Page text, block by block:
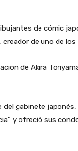
de cómic
creador de uno de los
de Akira
del gabinete
y ofreció sus